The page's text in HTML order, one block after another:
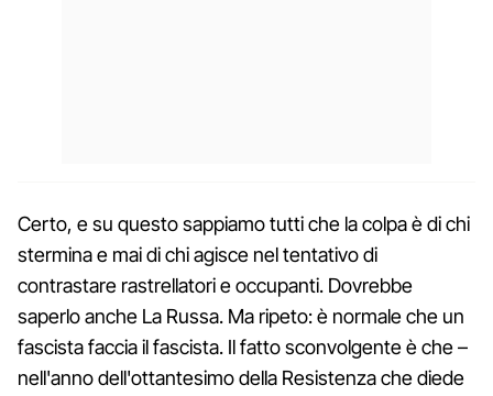
Certo, e su questo sappiamo tutti che la colpa è di chi
stermina e mai di chi agisce nel tentativo di
contrastare rastrellatori e occupanti. Dovrebbe
saperlo anche La Russa. Ma ripeto: è normale che un
fascista faccia il fascista. Il fatto sconvolgente è che –
nell'anno dell'ottantesimo della Resistenza che diede